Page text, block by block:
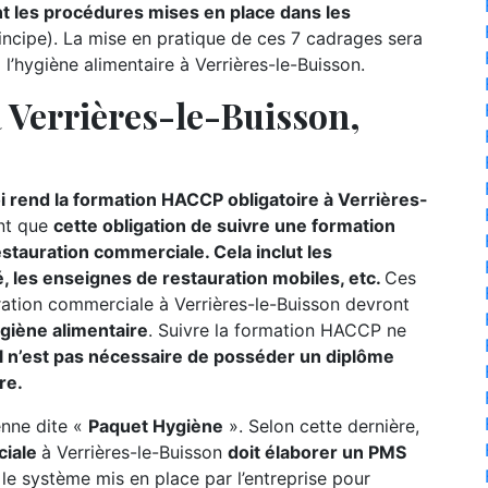
les procédures mises en place dans les
La mise en pratique de ces 7 cadrages sera
alimentaire à Verrières-le-Buisson.
Verrières-le-Buisson,
la formation HACCP obligatoire à Verrières-
que cette obligation de suivre une formation
commerciale. Cela inclut les
les enseignes de restauration mobiles, etc. Ces
commerciale à Verrières-le-Buisson devront
alimentaire. Suivre la formation HACCP ne
n’est pas nécessaire de posséder un diplôme
dite « Paquet Hygiène ». Selon cette dernière,
à Verrières-le-Buisson doit élaborer un PMS
système mis en place par l’entreprise pour